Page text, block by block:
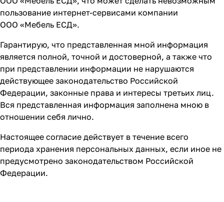
пользование интернет-сервисами компании
ООО «Мебель ЕСД».
Гарантирую, что представленная мной информация
является полной, точной и достоверной, а также что
при представлении информации не нарушаются
действующее законодательство Российской
Федерации, законные права и интересы третьих лиц.
Вся представленная информация заполнена мною в
отношении себя лично.
Настоящее согласие действует в течение всего
периода хранения персональных данных, если иное не
предусмотрено законодательством Российской
Федерации.